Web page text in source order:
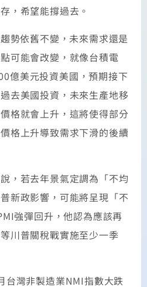
，希望能撐過去。
勢依舊不變，未來需求還是
可能會改變，就像台積電
億美元投資美國，預期接下
去美國投資，未來生產地移
格就會上升，這將使得部分
格上升導致需求下滑的後續
，若去年景氣定調為「不均
新政影響，可能將呈現「不
強彈回升，他認為應該再
川普關稅戰實施至少一季
台灣非製造業NMI指數大跌